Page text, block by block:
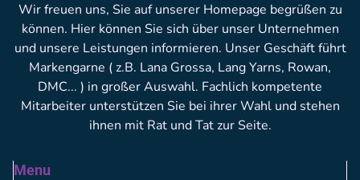
Wir freuen uns, Sie auf unserer Homepage begrüßen zu
können. Hier können Sie sich über unser Unternehmen
und unsere Leistungen informieren. Unser Geschäft führt
Markengarne ( z.B. Lana Grossa, Lang Yarns, Rowan,
DMC... ) in großer Auswahl. Fachlich kompetente
Mitarbeiter unterstützen Sie bei ihrer Wahl und stehen
ihnen mit Rat und Tat zur Seite.
Menu